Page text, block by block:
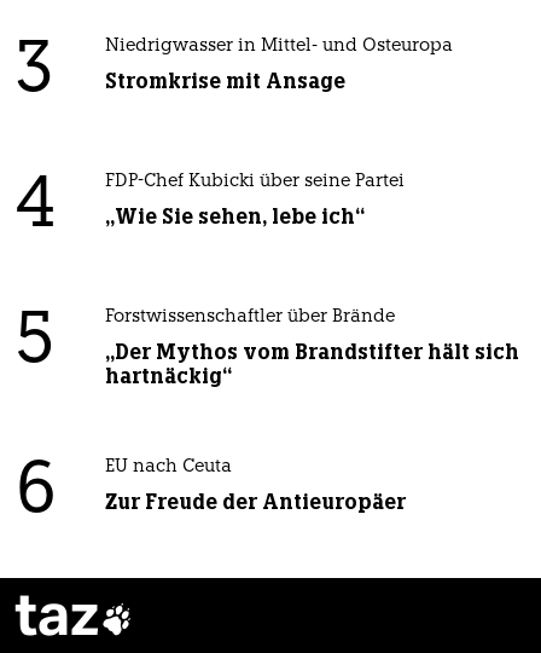
3 Niedrigwasser in Mittel- und Osteuropa
Stromkrise mit Ansage
4 FDP-Chef Kubicki über seine Partei
„Wie Sie sehen, lebe ich“
5 Forstwissenschaftler über Brände
„Der Mythos vom Brandstifter hält sich
hartnäckig“
6 EU nach Ceuta
Zur Freude der Antieuropäer
taz